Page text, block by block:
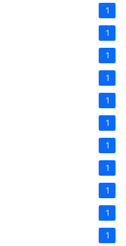
1
1
1
1
1
1
1
1
1
1
1